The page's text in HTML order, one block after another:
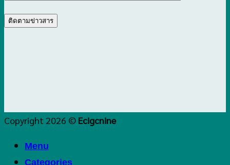
Copyright 2026 © Ecigcnine
Menu
Categories